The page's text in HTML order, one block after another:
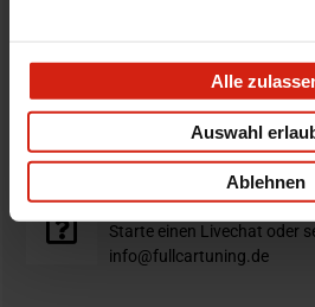
Alle
Auswahl
Ablehnen
Nicht zufrieden?
Du hast immer eine 14-
Bestellung zurück zu geben.
Professioneller Rat
Starte einen Livechat oder
info@fullcartuning.de